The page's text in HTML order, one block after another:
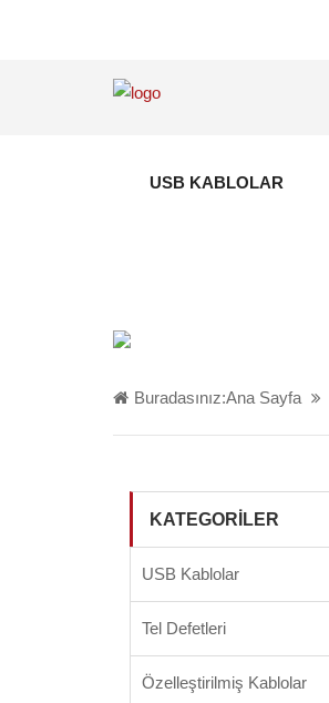
USB KABLOLAR
Buradasınız:Ana Sayfa
KATEGORILER
USB Kablolar
Tel Defetleri
Özelleştirilmiş Kablolar